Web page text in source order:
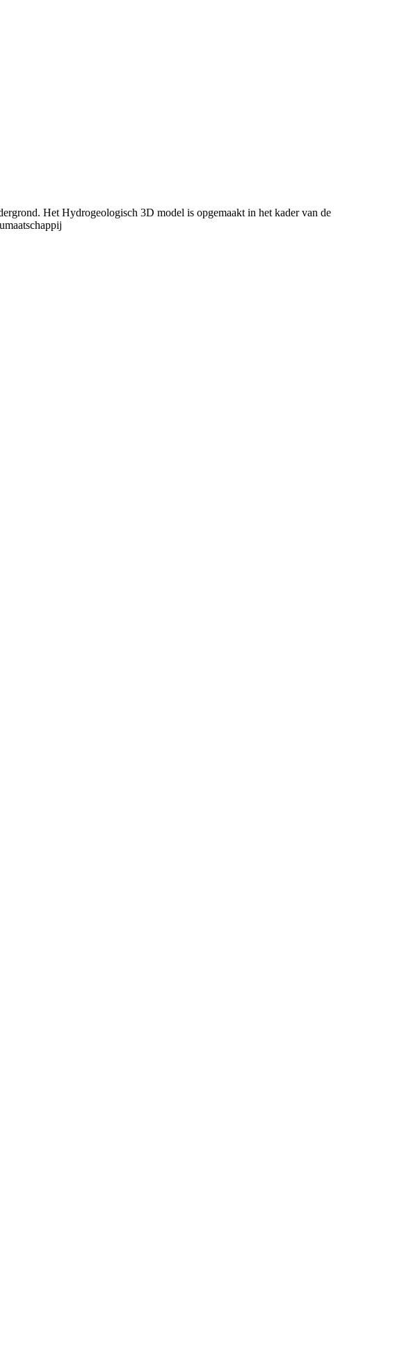
Het Hydrogeologisch 3D model is opgemaakt in het kader van de